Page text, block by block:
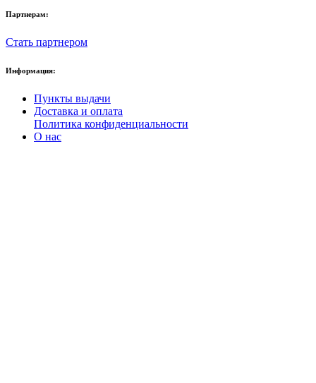
Партнерам:
Стать партнером
Информация:
Пункты выдачи
Доставка и оплата
Политика конфиденциальности
О нас